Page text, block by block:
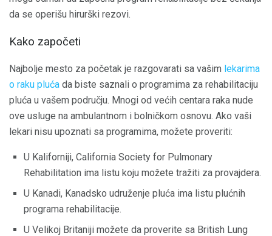
da se operišu hirurški rezovi.
Kako započeti
Najbolje mesto za početak je razgovarati sa vašim lekarima
o raku pluća da biste saznali o programima za rehabilitaciju
pluća u vašem području. Mnogi od većih centara raka nude
ove usluge na ambulantnom i bolničkom osnovu. Ako vaši
lekari nisu upoznati sa programima, možete proveriti:
U Kaliforniji, California Society for Pulmonary
Rehabilitation ima listu koju možete tražiti za provajdera.
U Kanadi, Kanadsko udruženje pluća ima listu plućnih
programa rehabilitacije.
U Velikoj Britaniji možete da proverite sa British Lung